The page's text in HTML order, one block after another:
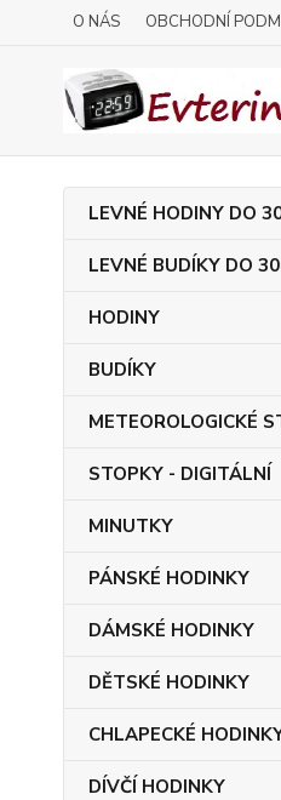
O NÁS OBCHODNÍ
LEVNÉ HODINY DO
LEVNÉ BUDÍKY DO
HODINY
BUDÍKY
METEOROLOGICKÉ
STOPKY - DIGITÁLNÍ
MINUTKY
PÁNSKÉ HODINKY
DÁMSKÉ HODINKY
DĚTSKÉ HODINKY
CHLAPECKÉ
DÍVČÍ HODINKY